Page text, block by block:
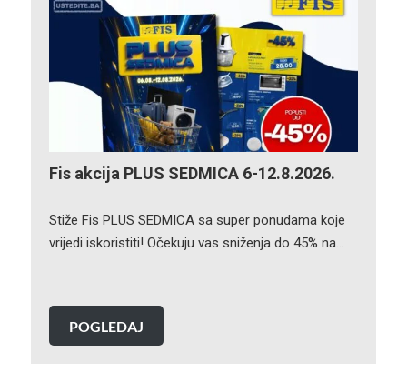
Fis akcija PLUS SEDMICA 6-12.8.2026.
Stiže Fis PLUS SEDMICA sa super ponudama koje
vrijedi iskoristiti! Očekuju vas sniženja do 45% na…
POGLEDAJ